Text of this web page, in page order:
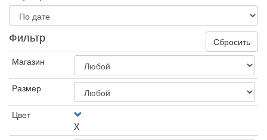
Фильтр
Сбросить
Магазин
Размер
Цвет
X